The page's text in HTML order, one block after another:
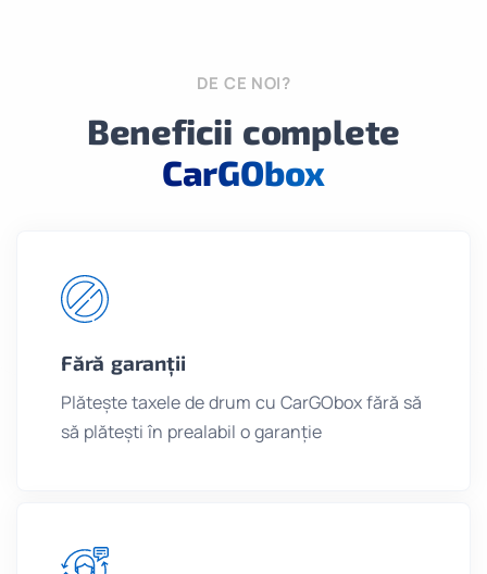
DE CE NOI?
Beneficii complete
CarGObox
Fără garanții
Plătește taxele de drum cu CarGObox fără să
să plătești în prealabil o garanție